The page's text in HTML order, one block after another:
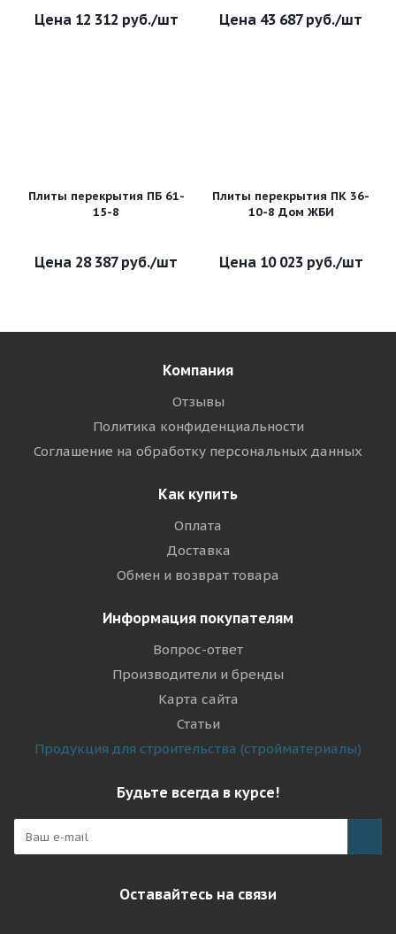
12 312 руб./шт 43 687руб./шт
Плиты перекрытия ПБ 61-
15-8
28 387руб./шт
Плиты перекрытия ПК 36-
10-8 Дом ЖБИ
10 023руб./шт
Компания
Отзывы
Политика конфиденциальности
Соглашение на обработку персональных данных
Как купить
Оплата
Доставка
Обмен и возврат товара
Информация покупателям
Вопрос-ответ
Производители и бренды
Карта сайта
Статьи
Продукция для строительства (стройматериалы)
Будьте всегда в курсе!
Оставайтесь на связи